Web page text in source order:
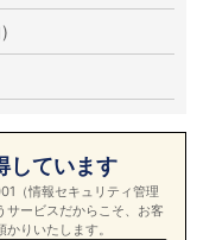
しています
（情報セキュリティ管理
サービスだからこそ、お客
りいたします。